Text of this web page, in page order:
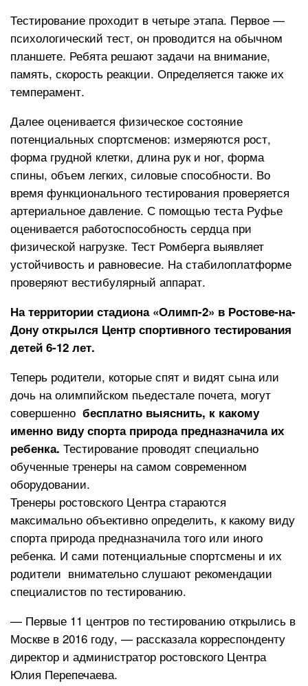
Тестирование проходит в четыре этапа. Первое —
психологический тест, он проводится на обычном
планшете. Ребята решают задачи на внимание,
память, скорость реакции. Определяется также их
темперамент.
Далее оценивается физическое состояние
потенциальных спортсменов: измеряются рост,
форма грудной клетки, длина рук и ног, форма
спины, объем легких, силовые способности. Во
время функционального тестирования проверяется
артериальное давление. С помощью теста Руфье
оценивается работоспособность сердца при
физической нагрузке. Тест Ромберга выявляет
устойчивость и равновесие. На стабилоплатформе
проверяют вестибулярный аппарат.
На территории стадиона «Олимп-2» в Ростове-на-
Дону открылся Центр спортивного тестирования
детей 6-12 лет.
Теперь родители, которые спят и видят сына или
дочь на олимпийском пьедестале почета, могут
совершенно бесплатно выяснить, к какому
именно виду спорта природа предназначила их
ребенка. Тестирование проводят специально
обученные тренеры на самом современном
оборудовании.
Тренеры ростовского Центра стараются
максимально объективно определить, к какому виду
спорта природа предназначила того или иного
ребенка. И сами потенциальные спортсмены и их
родители внимательно слушают рекомендации
специалистов по тестированию.
— Первые 11 центров по тестированию открылись в
Москве в 2016 году, — рассказала корреспонденту
директор и администратор ростовского Центра
Юлия Перепечаева.